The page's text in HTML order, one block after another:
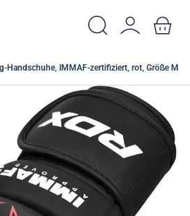
Handschuhe, IMMAF-zertifiziert, rot, Größe M